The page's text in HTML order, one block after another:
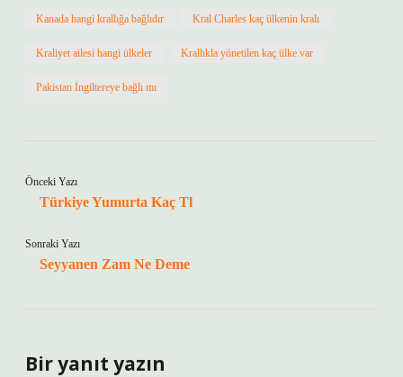
Kanada hangi krallığa bağlıdır Kral Charles kaç ülkenin kralı
Kraliyet ailesi hangi ülkeler Krallıkla yönetilen kaç ülke var
Pakistan İngiltereye bağlı mı
Önceki Yazı
Türkiye Yumurta Kaç Tl
Sonraki Yazı
Seyyanen Zam Ne Deme
Bir yanıt yazın